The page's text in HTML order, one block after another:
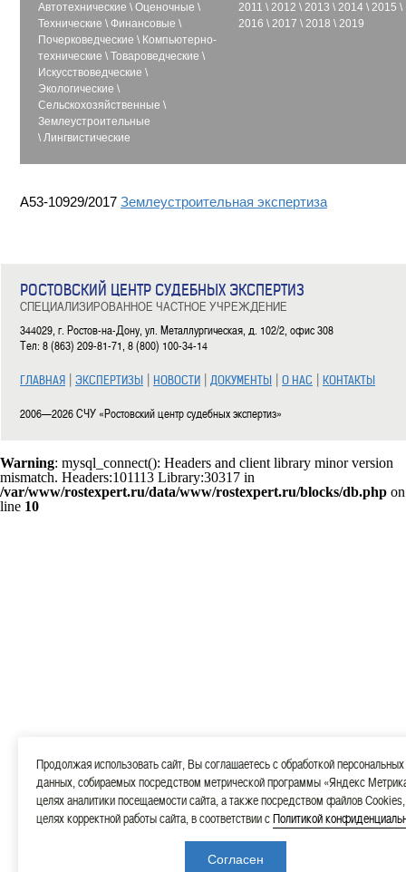
Автотехнические \ Оценочные \
Технические \ Финансовые \
Почерковедческие \ Компьютерно-
технические \ Товароведческие \
Искусствоведческие \
Экологические \
Сельскохозяйственные \
Землеустроительные
\ Лингвистические
2011 \ 2012 \ 2013 \ 2014 \ 2015 \
2016 \ 2017 \ 2018 \ 2019
А53-10929/2017 Землеустроительная экспертиза
РОСТОВСКИЙ ЦЕНТР СУДЕБНЫХ ЭКСПЕРТИЗ
СПЕЦИАЛИЗИРОВАННОЕ ЧАСТНОЕ УЧРЕЖДЕНИЕ
344029, г. Ростов-на-Дону, ул. Металлургическая, д. 102/2, офис 308
Тел: 8 (863) 209-81-71, 8 (800) 100-34-14
ГЛАВНАЯ | ЭКСПЕРТИЗЫ | НОВОСТИ | ДОКУМЕНТЫ | О НАС | КОНТАКТЫ
2006—2026 СЧУ «Ростовский центр судебных экспертиз»
Warning: mysql_connect(): Headers and client library minor version
mismatch. Headers:101113 Library:30317 in
/var/www/rostexpert.ru/data/www/rostexpert.ru/blocks/db.php on
line 10
Продолжая использовать сайт, Вы соглашаетесь с обработкой персональных
данных, собираемых посредством метрической программы «Яндекс
целях аналитики посещаемости сайта, а также посредством файлов
целях корректной работы сайта, в соответствии сПолитикой
Согласен